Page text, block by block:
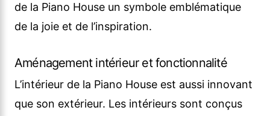
de la Piano House un symbole emblématique
de la joie et de l’inspiration.
Aménagement intérieur et fonctionnalité
L’intérieur de la Piano House est aussi innovant
que son extérieur. Les intérieurs sont conçus